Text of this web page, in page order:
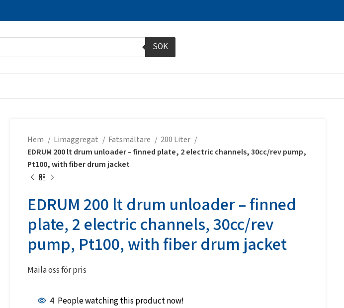
SÖK
Hem Limaggregat Fatsmältare
200 Liter
EDRUM 200 lt drum unloader – finned plate, 2 electric channels, 30cc/rev pump,
Pt100, with fiber drum jacket
EDRUM 200 lt drum unloader – finned
plate, 2 electric channels, 30cc/rev
pump, Pt100, with fiber drum jacket
Maila oss för pris
4 People watching this product now!